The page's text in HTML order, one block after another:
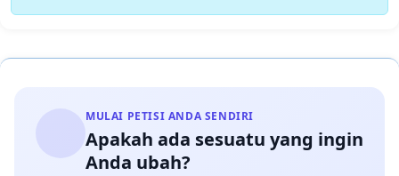
MULAI PETISI ANDA SENDIRI
Apakah ada sesuatu yang ingin
Anda ubah?